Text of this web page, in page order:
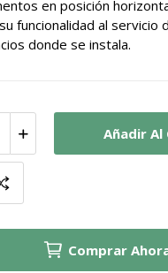
en posición
funcionalidad al servicio
donde se instala.
Añadir
Comprar